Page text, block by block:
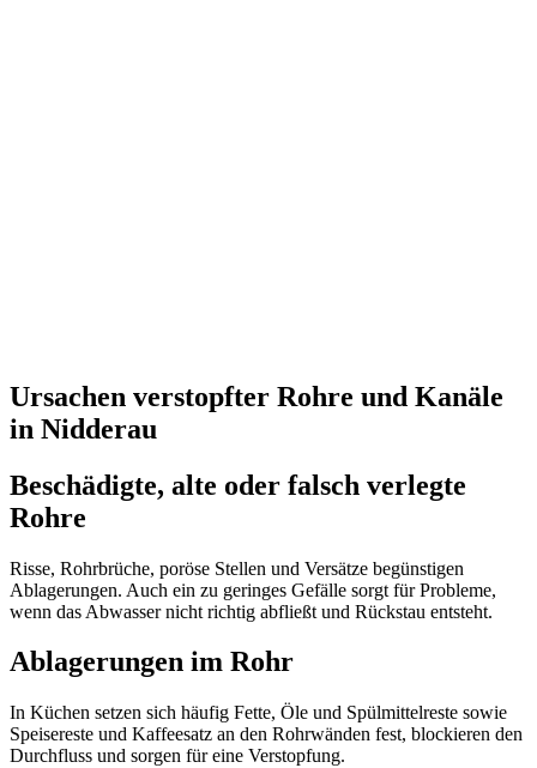
Ursachen verstopfter Rohre und Kanäle
in Nidderau
Beschädigte, alte oder falsch verlegte
Rohre
Risse, Rohrbrüche, poröse Stellen und Versätze begünstigen
Ablagerungen. Auch ein zu geringes Gefälle sorgt für Probleme,
wenn das Abwasser nicht richtig abfließt und Rückstau entsteht.
Ablagerungen im Rohr
In Küchen setzen sich häufig Fette, Öle und Spülmittelreste sowie
Speisereste und Kaffeesatz an den Rohrwänden fest, blockieren den
Durchfluss und sorgen für eine Verstopfung.